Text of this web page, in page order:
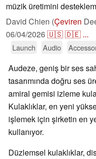
müzik üretimini
David Chien (Çeviren
06/04/2026🇺🇸🇩🇪 ...
Launch Audio
Audeze, geniş bir ses
tasarımında doğru ses
amiral gemisi izleme
Kulaklıklar, en yeni
işlemek için şirketin en
kullanıyor.
Düzlemsel kulaklıklar,